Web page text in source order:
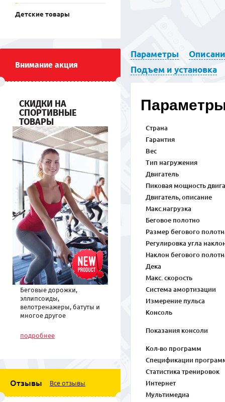
Параметры
Подъем и установка
Страна
Гарантия
Вес
Тип нагружения
Двигатель
Пиковая мощность
Двигатель, описание
Макс.нагрузка
Беговое полотно
Размер бегового
Регулировка угла
Наклон бегового
Дека
Макс. скорость
Система амортизации
Измерение пульса
Консоль
Показания консоли
Кол-во программ
Спецификации
Статистика тренировок
Интернет
Мультимедиа
Детские товары
Внимание акция
СКИДКИ НА
СПОРТИВНЫЕ
ТОВАРЫ
Беговые дорожки,
эллипсоиды,
велотренажеры, батуты и
многое другое
оборудование по низким
ценам
подробнее
Отзывы Все отзывы